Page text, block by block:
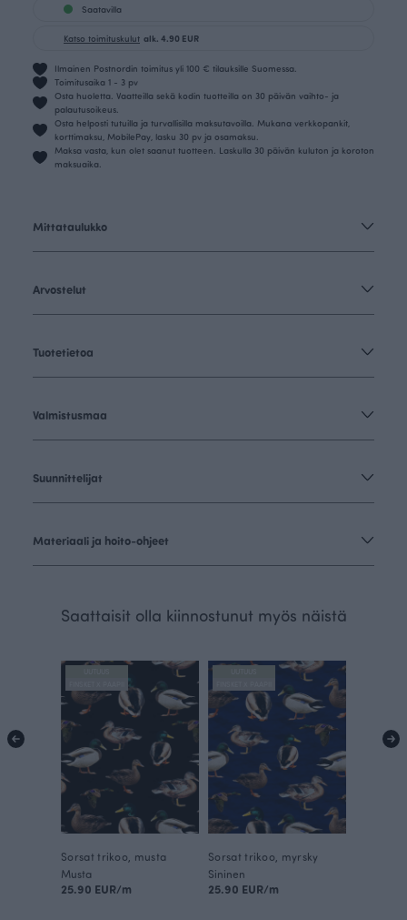
Saatavilla
Katso toimituskulut alk. 4.90 EUR
Ilmainen Postnordin toimitus yli 100 € tilauksille Suomessa.
Toimitusaika 1 - 3 pv
Osta huoletta. Vaatteilla sekä kodin tuotteilla on 30 päivän vaihto- ja
palautusoikeus.
Osta helposti tutuilla ja turvallisilla maksutavoilla. Mukana verkkopankit,
korttimaksu, MobilePay, lasku 30 pv ja osamaksu.
Maksa vasta, kun olet saanut tuotteen. Laskulla 30 päivän kuluton ja koroton
maksuaika.
Mittataulukko
Arvostelut
Tuotetietoa
Valmistusmaa
Suunnittelijat
Materiaali ja hoito-ohjeet
Saattaisit olla kiinnostunut myös näistä
Sorsat trikoo, musta
Musta
25.90 EUR/m
Sorsat trikoo, myrsky
Sininen
25.90 EUR/m